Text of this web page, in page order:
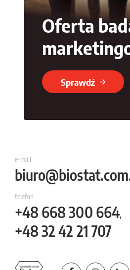
Oferta
Sprawdź
e-mail
telefon
+48 668 300 664,
+4832 42 21 707